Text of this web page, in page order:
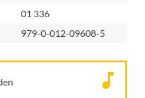
01 336
979-0-012-09608-5